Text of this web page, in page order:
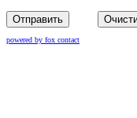
Отправить
powered by fox contact